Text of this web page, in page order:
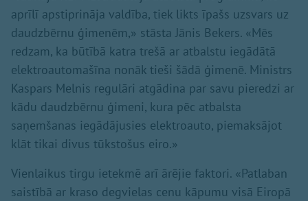
aprīlī apstiprināja valdība, tiek likts īpašs uzsvars uz
daudzbērnu ģimenēm,» stāsta Jānis Bekers. «Mēs
redzam, ka būtībā katra trešā ar atbalstu iegādātā
elektroautomašīna nonāk tieši šādā ģimenē. Ministrs
Kaspars Melnis regulāri atgādina par savu pieredzi ar
kādu daudzbērnu ģimeni, kura pēc atbalsta
saņemšanas iegādājusies elektroauto, piemaksājot
klāt tikai divus tūkstošus eiro.»
Vienlaikus tirgu ietekmē arī ārējie faktori. «Patlaban
saistībā ar kraso degvielas cenu kāpumu visā Eiropā